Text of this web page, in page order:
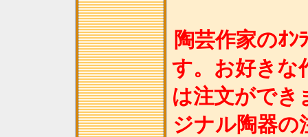
陶芸作家のｵﾝ
す。お好きな
は注文ができ
ジナル陶器の